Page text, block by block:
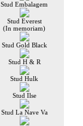
Stud Embalagem
Stud Everest
(In memoriam)
Stud Gold Black
Stud H & R
Stud Hulk
Stud Ilse
Stud La Nave Va